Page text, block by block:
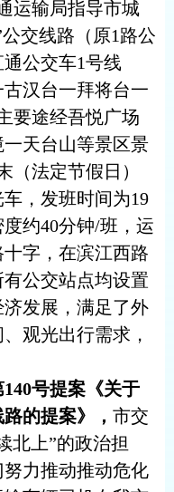
运输局指导市城
交线路（原1路公
公交车1号线
古汉台一拜将台一
要途经吾悦广场
天台山等景区景
（法定节假日）
，发班时间为19
约40分钟/班，运
字，在滨江西路
有公交站点均设置
发展，满足了外
观光出行需求，
140号提案《关于
的提案》， 市交
北上”的政治担
力推动推动危化